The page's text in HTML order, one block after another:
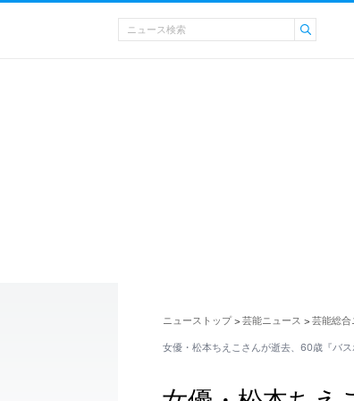
ニューストップ > 芸能ニュース > 芸能総合
女優・松本ちえこさんが逝去、60歳『バ